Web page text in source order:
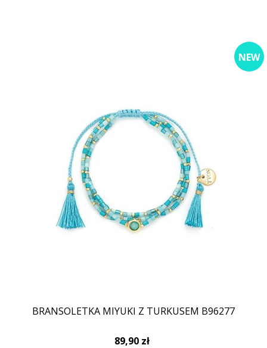
BRANSOLETKA MIYUKI Z TURKUSEM B96277
NEW
89,90 zł